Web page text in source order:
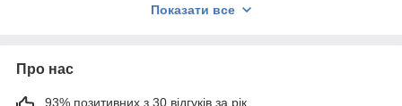
Обладнання. Ми використовуємо професійне
Показати все
Про нас
93% позитивних з 30 відгуків за рік